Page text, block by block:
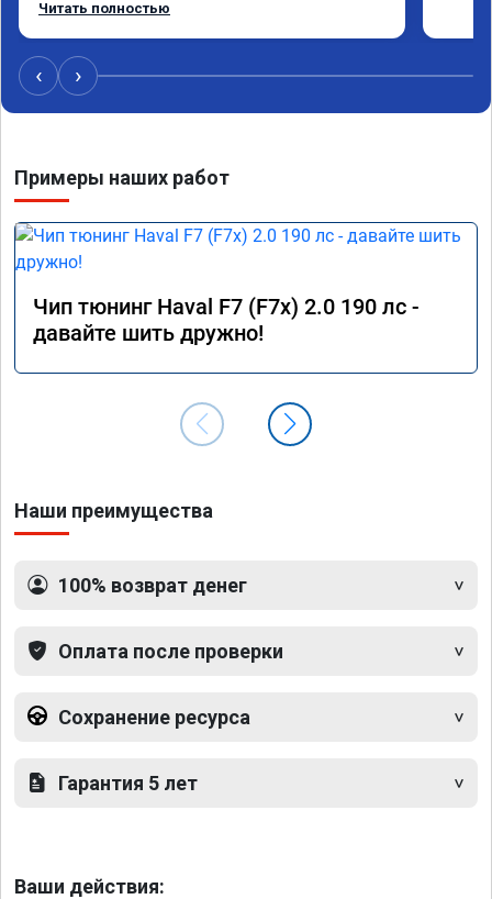
Читать полностью
‹ ›
Примеры наших работ
Чип тюнинг Haval F7 (F7x) 2.0 190 лс -
давайте шить дружно!
Наши преимущества
100% возврат денег
Оплата после проверки
Сохранение ресурса
Гарантия 5 лет
Ваши действия: